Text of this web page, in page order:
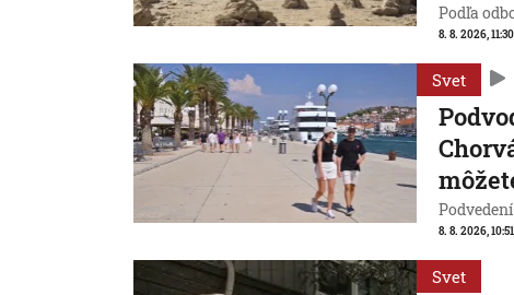
Podľa
8. 8. 2026,
Svet
8. 8. 2026,
Svet